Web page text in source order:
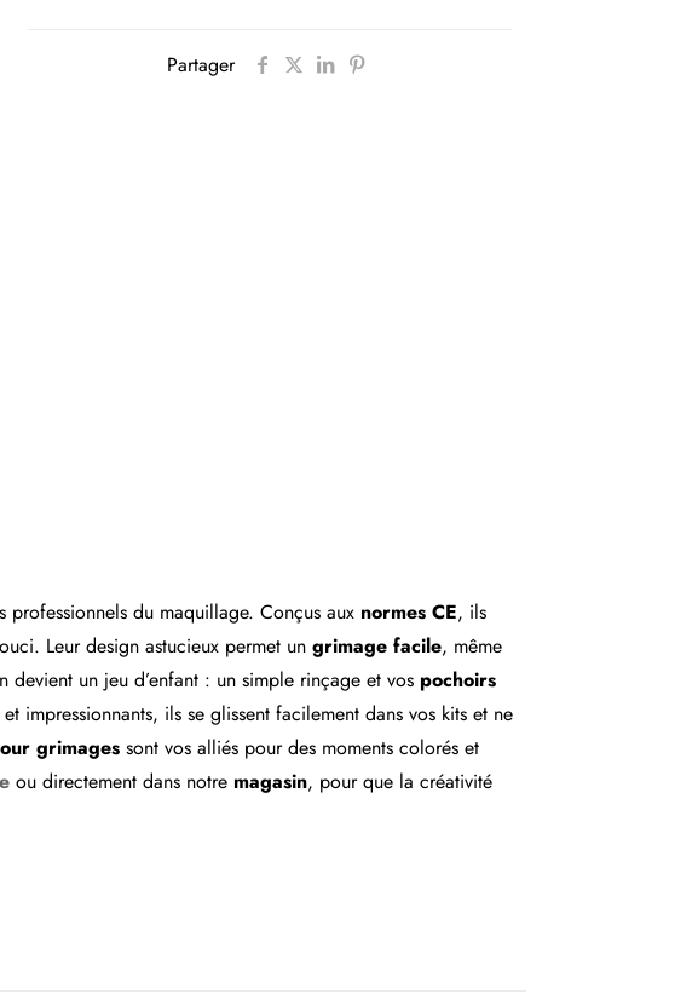
Partager
professionnels du maquillage. Conçus aux normes CE, ils
Leur design astucieux permet un grimage facile, même
devient un jeu d’enfant : un simple rinçage et vos pochoirs
ils se glissent facilement dans vos kits et ne
grimagessont vos alliés pour des moments colorés et
ou directement dans notre magasin, pour que la créativité